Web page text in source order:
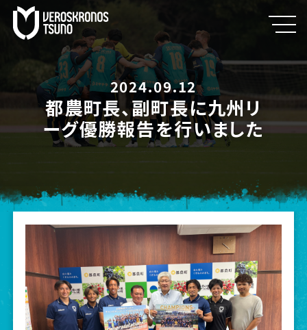
2024.09.12
都農町長、副町長に九州リ
ーグ優勝報告を行いました